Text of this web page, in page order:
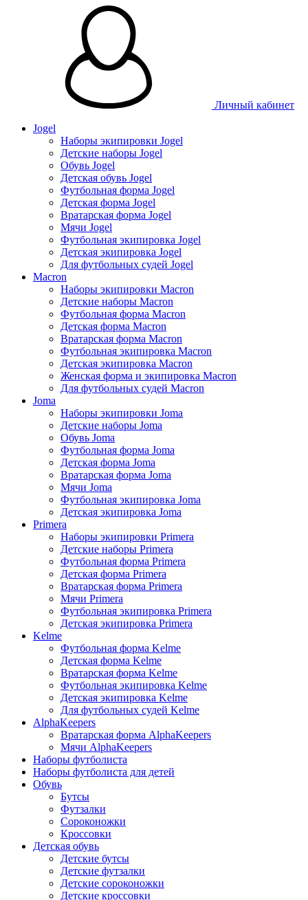
Личный кабинет
Jogel
Наборы экипировки Jogel
Детские наборы Jogel
Обувь Jogel
Детская обувь Jogel
Футбольная форма Jogel
Детская форма Jogel
Вратарская форма Jogel
Мячи Jogel
Футбольная экипировка Jogel
Детская экипировка Jogel
Для футбольных судей Jogel
Macron
Наборы экипировки Macron
Детские наборы Macron
Футбольная форма Macron
Детская форма Macron
Вратарская форма Macron
Футбольная экипировка Macron
Детская экипировка Macron
Женская форма и экипировка Macron
Для футбольных судей Macron
Joma
Наборы экипировки Joma
Детские наборы Joma
Обувь Joma
Футбольная форма Joma
Детская форма Joma
Вратарская форма Joma
Мячи Joma
Футбольная экипировка Joma
Детская экипировка Joma
Primera
Наборы экипировки Primera
Детские наборы Primera
Футбольная форма Primera
Детская форма Primera
Вратарская форма Primera
Мячи Primera
Футбольная экипировка Primera
Детская экипировка Primera
Kelme
Футбольная форма Kelme
Детская форма Kelme
Вратарская форма Kelme
Футбольная экипировка Kelme
Детская экипировка Kelme
Для футбольных судей Kelme
AlphaKeepers
Вратарская форма AlphaKeepers
Мячи AlphaKeepers
Наборы футболиста
Наборы футболиста для детей
Обувь
Бутсы
Футзалки
Сороконожки
Кроссовки
Детская обувь
Детские бутсы
Детские футзалки
Детские сороконожки
Детские кроссовки